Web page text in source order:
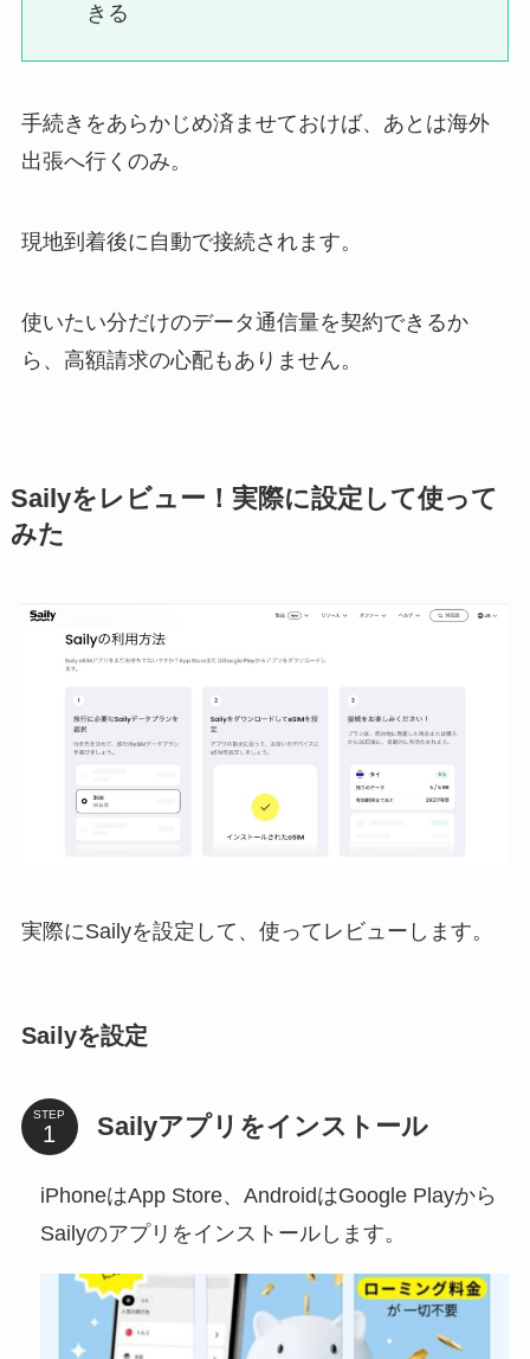
きる
手続きをあらかじめ済ませておけば、あとは海外
出張へ行くのみ。
現地到着後に自動で接続されます。
使いたい分だけのデータ通信量を契約できるか
ら、高額請求の心配もありません。
Sailyをレビュー！実際に設定して使って
みた
実際にSailyを設定して、使ってレビューします。
Sailyを設定
STEP Sailyアプリをインストール
iPhoneはApp Store、AndroidはGoogle Playから
Sailyのアプリをインストールします。